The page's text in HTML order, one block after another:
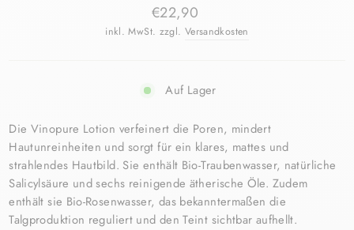
Normaler
Preis
€22,90
inkl. MwSt. zzgl. Versandkosten
Auf Lager
Die Vinopure Lotion verfeinert die Poren, mindert
Hautunreinheiten und sorgt für ein klares, mattes und
strahlendes Hautbild. Sie enthält Bio-Traubenwasser, natürliche
Salicylsäure und sechs reinigende ätherische Öle. Zudem
enthält sie Bio-Rosenwasser, das bekanntermaßen die
Talgproduktion reguliert und den Teint sichtbar aufhellt.